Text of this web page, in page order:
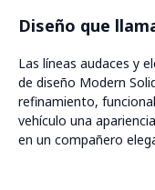
Diseño que
Las líneas audaces y
de diseño Modern
refinamiento,
vehículo una
en un compañero